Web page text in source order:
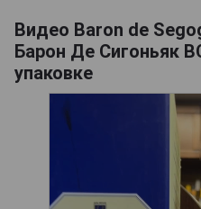
Видео Baron de
Барон Де Сигоньяк
упаковке